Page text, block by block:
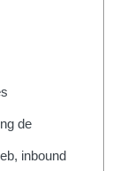
de
inbound